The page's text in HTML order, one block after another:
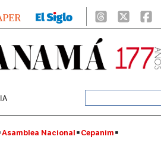
Asamblea Nacional Cepanim